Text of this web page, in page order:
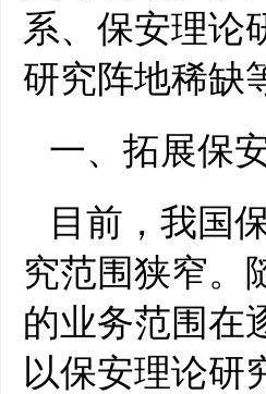
系、保安理论
研究阵地稀缺
一、拓展保
目前，我国
究范围狭窄。
的业务范围在
以保安理论研